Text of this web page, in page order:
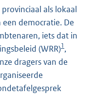
als lokaal
democratie. De
iets dat in
(WRR)1,
dragers van de